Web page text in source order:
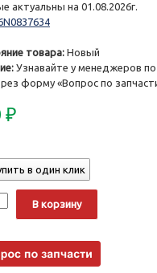
актуальны на 01.08.2026г.
товара: Новый
Узнавайте у менеджеров
форму «Вопрос по
₽
в один клик
В корзину